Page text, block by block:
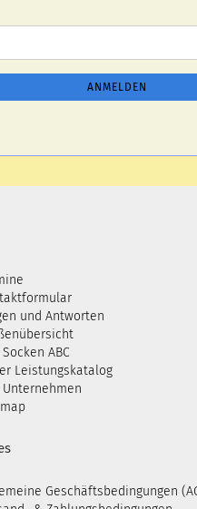
ANMELDEN
und Antworten
ABC
Leistungskatalog
Unternehmen
Geschäftsbedingungen